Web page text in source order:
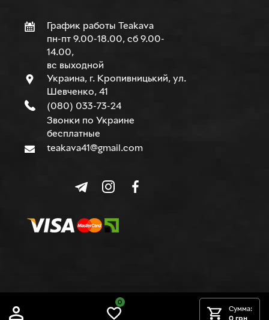
0
Сумма:
0 грн
График работы Teakava
пн-пт 9.00-18.00, сб 9.00-
14.00,
вс выходной
Украина, г. Кропивницький, ул.
Шевченко, 41
(080) 033-73-24
Звонки по Украине
бесплатные
teakava41@gmail.com
© TEAKAVA, 2015-2026 г.